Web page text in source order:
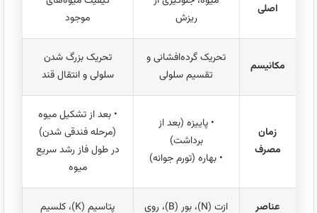
اصلی
ریزش
موجود
مکانیسم
تحریک گرده‌افشانی و
تقسیم سلولی
تحریک بزرگ شدن
سلولی و انتقال قند
زمان
مصرف
• پاییزه (بعد از
برداشت)
• بهاره (تورم جوانه)
• بعد از تشکیل میوه
(مرحله فندقی شدن)
در طول فاز رشد سریع
میوه
عناصر
ازت (N)، بور (B)، روی
پتاسیم (K)، کلسیم